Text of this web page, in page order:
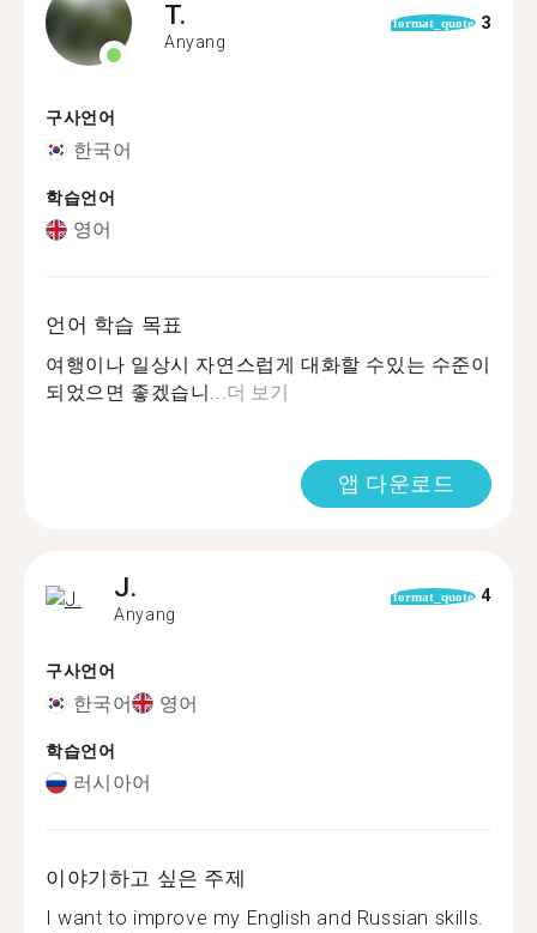
T.
Anyang
format_quote 3
구사언어
한국어
학습언어
영어
언어 학습 목표
여행이나 일상시 자연스럽게 대화할 수있는 수준이
되었으면 좋겠습니...더 보기
앱 다운로드
J.
Anyang
format_quote 4
구사언어
한국어 영어
학습언어
러시아어
이야기하고 싶은 주제
I want to improve my English and Russian skills.